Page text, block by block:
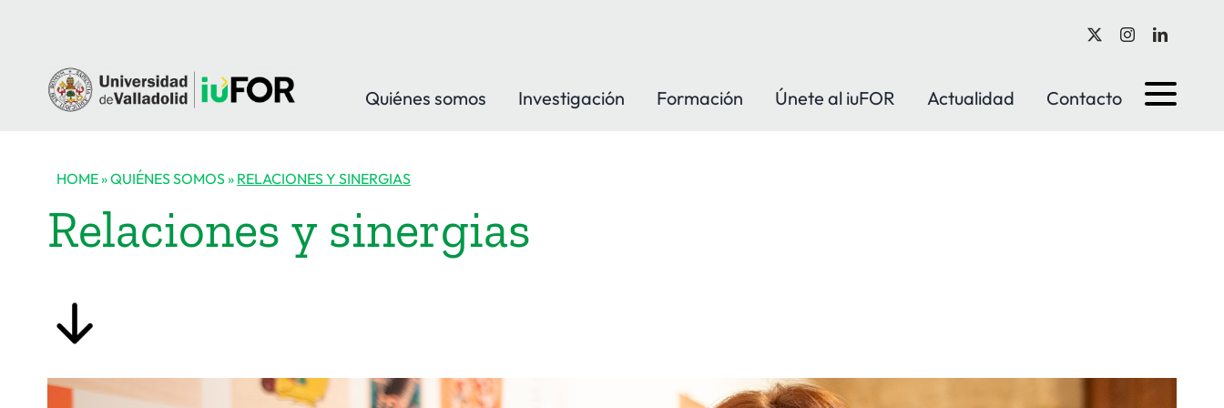
contenido
Quiénes somos
Investigación Formación Únete al iuFOR Actualidad Contacto
HOME»QUIÉNES SOMOS» RELACIONES Y SINERGIAS
Relaciones y sinergias